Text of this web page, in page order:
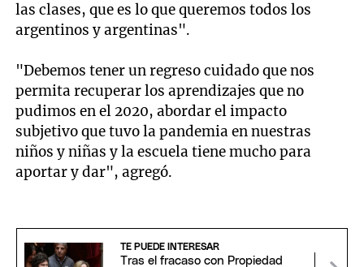
las clases, que es lo que queremos todos los
argentinos y argentinas".
"Debemos tener un regreso cuidado que nos
permita recuperar los aprendizajes que no
pudimos en el 2020, abordar el impacto
subjetivo que tuvo la pandemia en nuestras
niños y niñas y la escuela tiene mucho para
aportar y dar", agregó.
TE PUEDE INTERESAR
Tras el fracaso con Propiedad